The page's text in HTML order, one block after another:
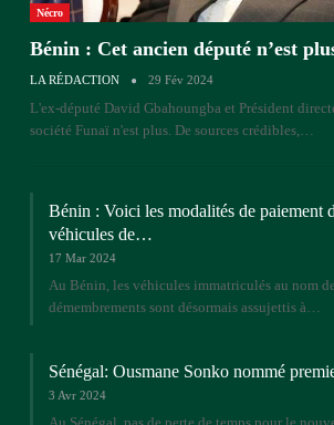
Nécro
Bénin : Cet ancien député n’est
LA RÉDACTION 29 Fév 2024
L'ex-député David Gbahoungba et Président
société Funaï n'est plus. De sources crédibles,…
Bénin : Voici les modalités de paiement
véhicules de…
17 Mar 2024
Au Bénin, les véhicules immatriculés au nom
démembrements sont désormais assujettis à…
Sénégal: Ousmane Sonko nommé
3 Avr 2024